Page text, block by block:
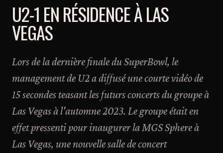
U2-1 EN RÉSIDENCE À LAS
VEGAS
Lors de la dernière finale du SuperBowl, le
management de U2 a diffusé une courte vidéo de
15 secondes teasant les futurs concerts du groupe à
Las Vegas à l'automne 2023. Le groupe était en
effet pressenti pour inaugurer la MGS Sphere à
Las Vegas, une nouvelle salle de concert